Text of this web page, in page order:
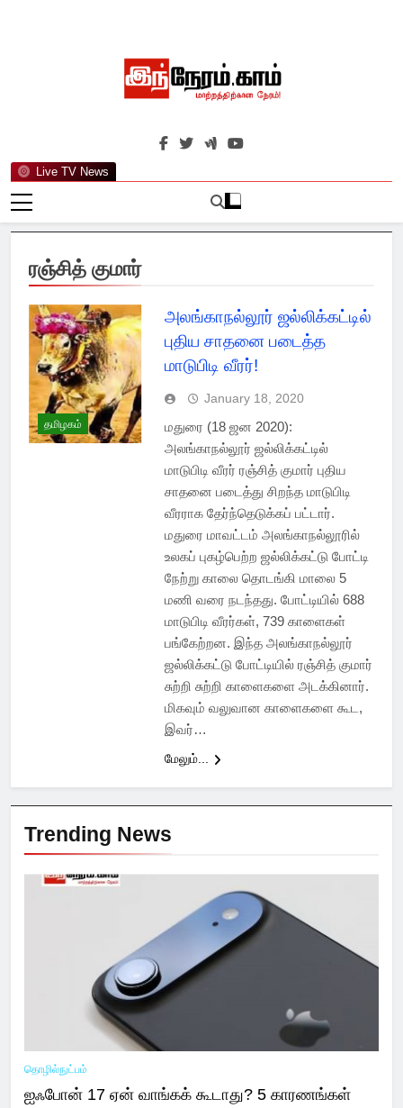
Live TV News
இந்நேரம்.காம்
செய்திகளுக்கு அப்பால்…
ரஞ்சித் குமார்
தமிழகம்
அலங்காநல்லூர் ஜல்லிக்கட்டில்
புதிய சாதனை படைத்த
மாடுபிடி வீரர்!
January 18, 2020
மதுரை (18 ஜன 2020):
அலங்காநல்லூர் ஜல்லிக்கட்டில்
மாடுபிடி வீரர் ரஞ்சித் குமார் புதிய
சாதனை படைத்து சிறந்த மாடுபிடி
வீரராக தேர்ந்தெடுக்கப் பட்டார்.
மதுரை மாவட்டம் அலங்காநல்லூரில்
உலகப் புகழ்பெற்ற ஜல்லிக்கட்டு போட்டி
நேற்று காலை தொடங்கி மாலை 5
மணி வரை நடந்தது. போட்டியில் 688
மாடுபிடி வீரர்கள், 739 காளைகள்
பங்கேற்றன. இந்த அலங்காநல்லூர்
ஜல்லிக்கட்டு போட்டியில் ரஞ்சித் குமார்
சுற்றி சுற்றி காளைகளை அடக்கினார்.
மிகவும் வலுவான காளைகளை கூட,
இவர்…
மேலும்...
Trending News
தொழில்நுட்பம்
ஐஃபோன் 17 ஏன் வாங்கக் கூடாது? 5 காரணங்கள்